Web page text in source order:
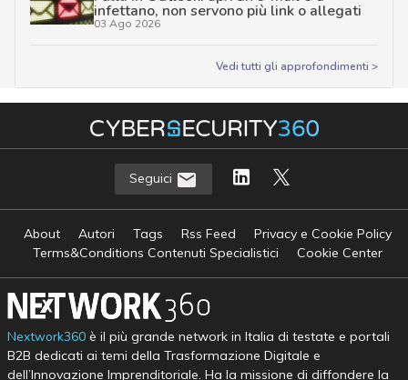
infettano, non servono più link o allegati
03 Ago 2026
Vedi tutti gli approfondimenti >
Seguici
About Autori Tags Rss Feed
Privacy e Cookie Policy
Terms&Conditions Contenuti Specialistici
Cookie Center
Nextwork360è il più grande network in Italia di testate e portali
B2B dedicati ai temi della Trasformazione Digitale e
dell’Innovazione Imprenditoriale. Ha la missione di diffondere la